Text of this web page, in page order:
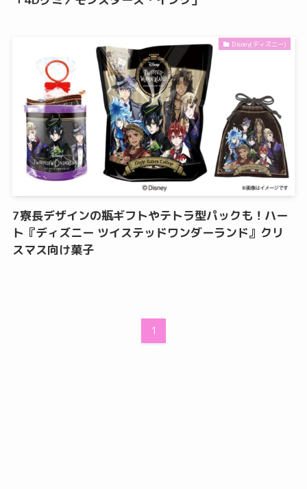
Disney(ディズニー)
7寮長デザインの瓶ギフトやテトラ型パックも！ハー
ト『ディズニー ツイステッドワンダーランド』クリ
スマス向け菓子
1